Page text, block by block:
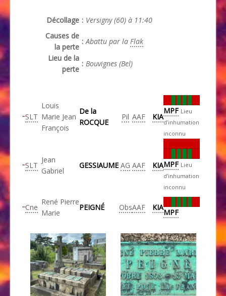
Décollage : Versigny (60) à 11:40
Causes de
la perte
: Abattu par la Flak
Lieu de la
perte
: Bouvignes (Bel)
SLT
Louis
Marie Jean
François
De la
ROCQUE
Pil AAF KIA
MPF Lieu
d’inhumation
inconnu
SLT
Jean
Gabriel
GESSIAUME AG AAF KIAMPF Lieu
d’inhumation
inconnu
Cne
René Pierre
Marie
PEIGNÉ ObsAAF KIA
MPF